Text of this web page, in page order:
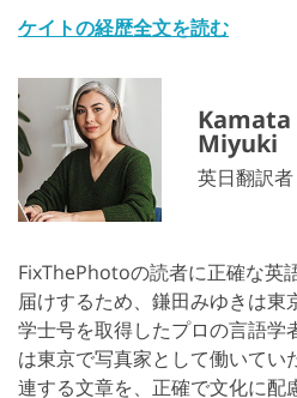
ケイトの経歴全文を読む
Kamata
Miyuki
英日翻訳者
FixThePhotoの読者に正確な英
届けするため、鎌田みゆきは
学士号を取得したプロの言語学
は東京で写真家として働いてい
連する文章を、正確で文化に配